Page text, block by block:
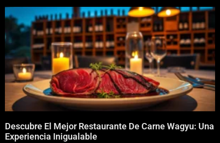
Descubre El Mejor Restaurante De Carne Wagyu: Una
Experiencia Inigualable